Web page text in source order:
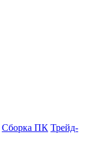
Сборка ПК Трейд-